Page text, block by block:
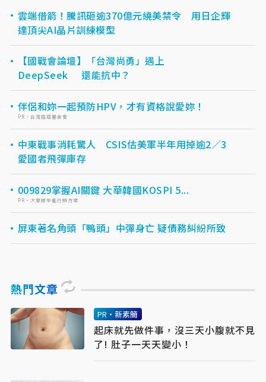
雲端借箭！騰訊砸逾370億元繞美禁令 用日企輝
達頂尖AI晶片訓練模型
【國戰會論壇】「台灣尚勇」遇上
DeepSeek 還能抗中？
伴侶和妳一起預防HPV，才有資格說愛妳！
PR・台灣癌症基金會
中東戰事消耗驚人 CSIS估美軍半年用掉逾2／3
愛國者飛彈庫存
009829掌握AI關鍵 大華韓國KOSPI 5...
PR・大華銀全能行銷方案
屏東著名角頭「鴨頭」中彈身亡 疑債務糾紛所致
熱門文章
PR・新素簡
起床就先做件事，沒三天小腹就不見
了! 肚子一天天變小！